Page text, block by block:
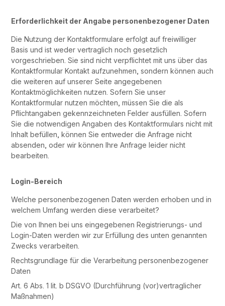
Erforderlichkeit der Angabe personenbezogener Daten
Die Nutzung der Kontaktformulare erfolgt auf freiwilliger
Basis und ist weder vertraglich noch gesetzlich
vorgeschrieben. Sie sind nicht verpflichtet mit uns über das
Kontaktformular Kontakt aufzunehmen, sondern können auch
die weiteren auf unserer Seite angegebenen
Kontaktmöglichkeiten nutzen. Sofern Sie unser
Kontaktformular nutzen möchten, müssen Sie die als
Pflichtangaben gekennzeichneten Felder ausfüllen. Sofern
Sie die notwendigen Angaben des Kontaktformulars nicht mit
Inhalt befüllen, können Sie entweder die Anfrage nicht
absenden, oder wir können Ihre Anfrage leider nicht
bearbeiten.
Login-Bereich
Welche personenbezogenen Daten werden erhoben und in
welchem Umfang werden diese verarbeitet?
Die von Ihnen bei uns eingegebenen Registrierungs- und
Login-Daten werden wir zur Erfüllung des unten genannten
Zwecks verarbeiten.
Rechtsgrundlage für die Verarbeitung personenbezogener
Daten
Art. 6 Abs. 1 lit. b DSGVO (Durchführung (vor)vertraglicher
Maßnahmen)